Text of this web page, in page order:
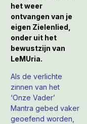
het weer
ontvangen van je
eigen Zielenlied,
onder uit het
bewustzijn van
LeMUria.
Als de verlichte
zinnen van het
‘Onze Vader’
Mantra gebed vaker
geoefend worden,